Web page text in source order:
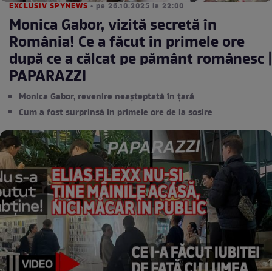
EXCLUSIV SPYNEWS • pe 26.10.2025 la 22:00
Monica Gabor, vizită secretă în
România! Ce a făcut în primele ore
după ce a călcat pe pământ românesc |
PAPARAZZI
Monica Gabor, revenire neașteptată în țară
Cum a fost surprinsă în primele ore de la sosire